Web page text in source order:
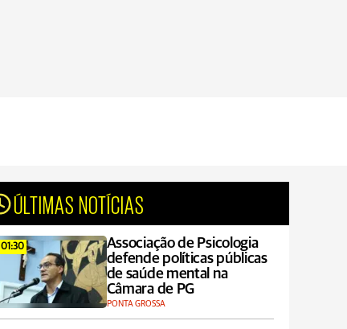
ÚLTIMAS NOTÍCIAS
01:30
Associação de Psicologia
defende políticas públicas
de saúde mental na
Câmara de PG
PONTA GROSSA